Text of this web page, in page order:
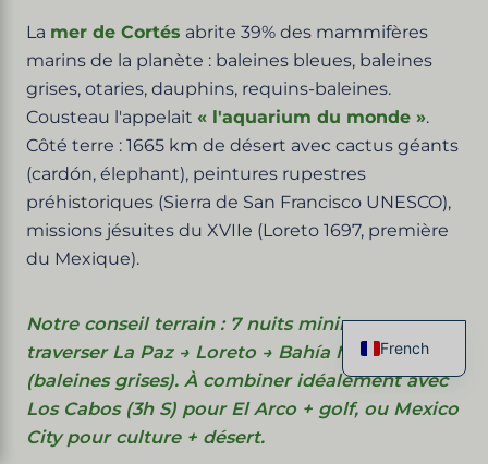
La mer de Cortés abrite 39% des mammifères
marins de la planète : baleines bleues, baleines
grises, otaries, dauphins, requins-baleines.
Cousteau l'appelait « l'aquarium du monde ».
Côté terre : 1665 km de désert avec cactus géants
(cardón, élephant), peintures rupestres
préhistoriques (Sierra de San Francisco UNESCO),
missions jésuites du XVIIe (Loreto 1697, première
du Mexique).
Notre conseil terrain : 7 nuits minimum pour
traverser La Paz → Loreto → Bahía Magdalena
(baleines grises). À combiner idéalement avec
Los Cabos (3h S) pour El Arco + golf, ou Mexico
City pour culture + désert.
French
English
Italian